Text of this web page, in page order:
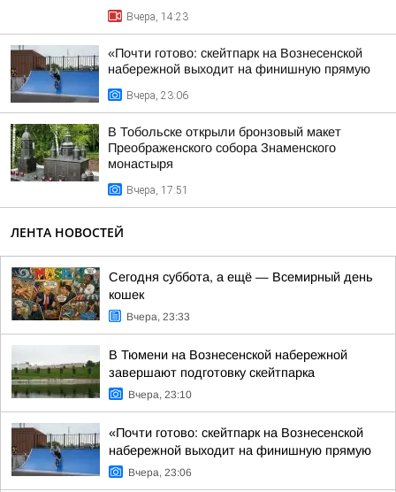
Вчера, 14:23
«Почти готово: скейтпарк на Вознесенской
набережной выходит на финишную прямую
Вчера, 23:06
В Тобольске открыли бронзовый макет
Преображенского собора Знаменского
монастыря
Вчера, 17:51
ЛЕНТА НОВОСТЕЙ
Сегодня суббота, а ещё — Всемирный день
кошек
Вчера, 23:33
В Тюмени на Вознесенской набережной
завершают подготовку скейтпарка
Вчера, 23:10
«Почти готово: скейтпарк на Вознесенской
набережной выходит на финишную прямую
Вчера, 23:06